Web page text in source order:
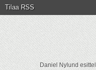
Tilaa RSS
Daniel Nylund